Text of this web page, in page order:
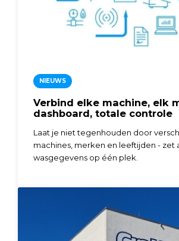
NIEUWS
Verbind elke machine, elk
dashboard, totale controle
Laat je niet tegenhouden door
machines, merken en leeftijden - zet
wasgegevens op één plek.